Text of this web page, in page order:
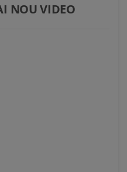
NOU VIDEO